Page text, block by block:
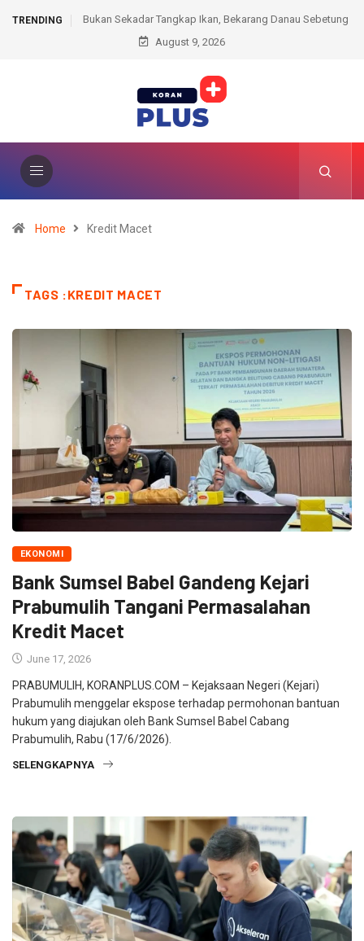
TRENDINGDanau Sebetung Sabu Disimpan dalam Kotak Rokok, Pria di Lubuk
Berujung Ditangkap Polisi
August 9, 2026
Home Kredit Macet
TAGS :KREDIT MACET
EKONOMI
Bank Sumsel Babel Gandeng Kejari
Prabumulih Tangani Permasalahan
Kredit Macet
June 17, 2026
PRABUMULIH, KORANPLUS.COM – Kejaksaan Negeri (Kejari)
Prabumulih menggelar ekspose terhadap permohonan bantuan
hukum yang diajukan oleh Bank Sumsel Babel Cabang
Prabumulih, Rabu (17/6/2026).
SELENGKAPNYA